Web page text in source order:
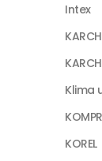
Intex
Klima
KOREL